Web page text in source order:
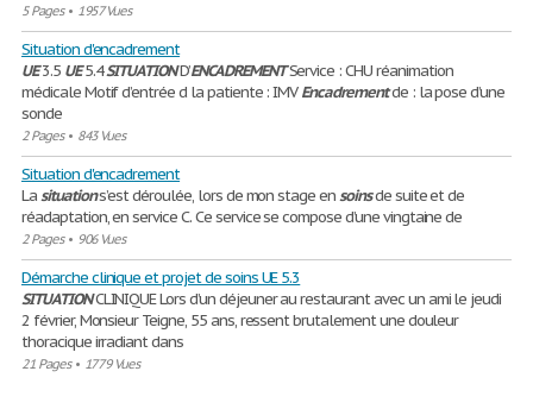
5 Pages• 1957 Vues
Situation d'encadrement
UE3.5 UE5.4SITUATIOND’ENCADREMENTService : CHU réanimation
médicale Motif d’entrée d la patiente : IMVEncadrementde : la pose d’une
sonde
2 Pages• 843 Vues
Situation d'encadrement
Lasituations’est déroulée, lors de mon stage ensoinsde suite et de
réadaptation, en service C. Ce service se compose d’une vingtaine de
2 Pages• 906 Vues
Démarche clinique et projet de soins UE 5.3
SITUATIONCLINIQUE Lors d’un déjeuner au restaurant avec un ami le jeudi
2 février, Monsieur Teigne, 55 ans, ressent brutalement une douleur
thoracique irradiant dans
21 Pages• 1779 Vues